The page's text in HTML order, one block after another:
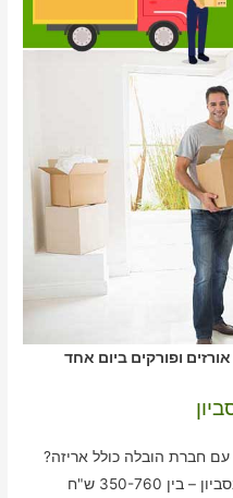
ופורקים ביום אחד